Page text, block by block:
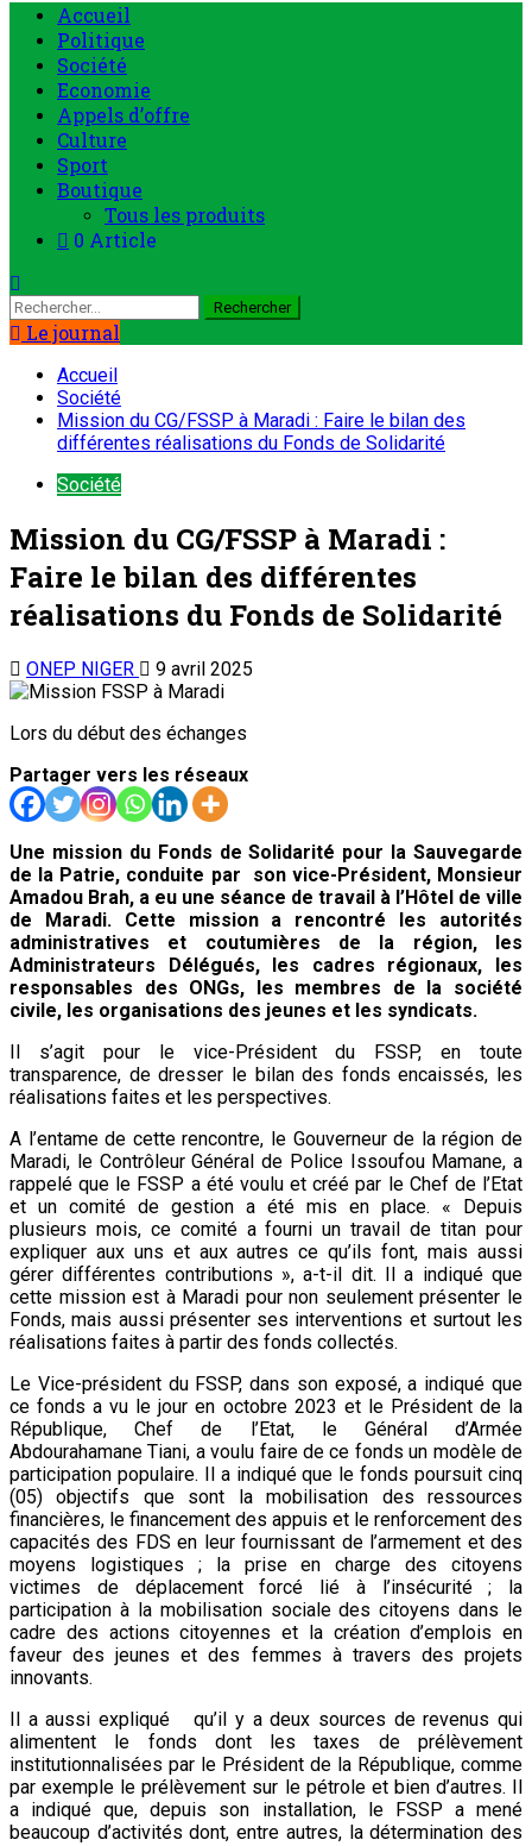
Accueil
Politique
Société
Economie
Appels d’offre
Culture
Sport
Boutique
Tous les produits
0 Article
Le journal
Accueil
Société
Mission du CG/FSSP à Maradi : Faire le bilan des
différentes réalisations du Fonds de Solidarité
Société
Mission du CG/FSSP à Maradi :
Faire le bilan des différentes
réalisations du Fonds de Solidarité
ONEP NIGER 9 avril 2025
Lors du début des échanges
Partager vers les réseaux
Une mission du Fonds de Solidarité pour la Sauvegarde
de la Patrie, conduite par son vice-Président, Monsieur
Amadou Brah, a eu une séance de travail à l’Hôtel de ville
de Maradi. Cette mission a rencontré les autorités
administratives et coutumières de la région, les
Administrateurs Délégués, les cadres régionaux, les
responsables des ONGs, les membres de la société
civile, les organisations des jeunes et les syndicats.
Il s’agit pour le vice-Président du FSSP, en toute
transparence, de dresser le bilan des fonds encaissés, les
réalisations faites et les perspectives.
A l’entame de cette rencontre, le Gouverneur de la région de
Maradi, le Contrôleur Général de Police Issoufou Mamane, a
rappelé que le FSSP a été voulu et créé par le Chef de l’Etat
et un comité de gestion a été mis en place. « Depuis
plusieurs mois, ce comité a fourni un travail de titan pour
expliquer aux uns et aux autres ce qu’ils font, mais aussi
gérer différentes contributions », a-t-il dit. Il a indiqué que
cette mission est à Maradi pour non seulement présenter le
Fonds, mais aussi présenter ses interventions et surtout les
réalisations faites à partir des fonds collectés.
Le Vice-président du FSSP, dans son exposé, a indiqué que
ce fonds a vu le jour en octobre 2023 et le Président de la
République, Chef de l’Etat, le Général d’Armée
Abdourahamane Tiani, a voulu faire de ce fonds un modèle de
participation populaire. Il a indiqué que le fonds poursuit cinq
(05) objectifs que sont la mobilisation des ressources
financières, le financement des appuis et le renforcement des
capacités des FDS en leur fournissant de l’armement et des
moyens logistiques ; la prise en charge des citoyens
victimes de déplacement forcé lié à l’insécurité ; la
participation à la mobilisation sociale des citoyens dans le
cadre des actions citoyennes et la création d’emplois en
faveur des jeunes et des femmes à travers des projets
innovants.
Il a aussi expliqué qu’il y a deux sources de revenus qui
alimentent le fonds dont les taxes de prélèvement
institutionnalisées par le Président de la République, comme
par exemple le prélèvement sur le pétrole et bien d’autres. Il
a indiqué que, depuis son installation, le FSSP a mené
beaucoup d’activités dont, entre autres, la détermination des